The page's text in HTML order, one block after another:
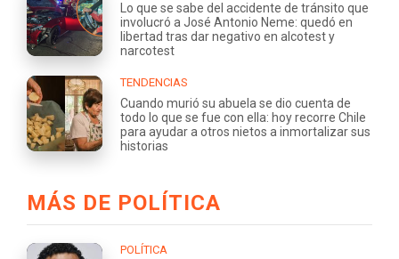
Lo que se sabe del accidente de tránsito que
involucró a José Antonio Neme: quedó en
libertad tras dar negativo en alcotest y
narcotest
TENDENCIAS
Cuando murió su abuela se dio cuenta de
todo lo que se fue con ella: hoy recorre Chile
para ayudar a otros nietos a inmortalizar sus
historias
MÁS DE POLÍTICA
POLÍTICA